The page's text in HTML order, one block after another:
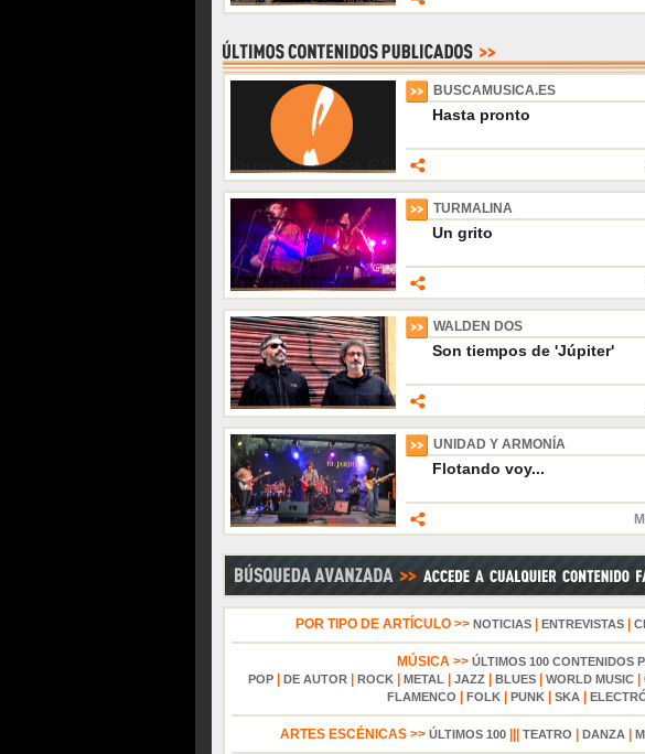
BUSCAMUSICA.ES
Hasta pronto
TURMALINA
Un grito
WALDEN DOS
Son tiempos de 'Júpiter'
UNIDAD Y ARMONÍA
Flotando voy...
POR TIPO DE ARTÍCULO >> NOTICIAS| ENTREVISTAS|
MÚSICA >> ÚLTIMOS 100 CONTENIDOS
POP| DE AUTOR| ROCK| METAL| JAZZ| BLUES| WORLD MUSIC|
FLAMENCO FOLK| PUNK| SKA|
ARTES ESCÉNICAS >> ÚLTIMOS 100||| TEATRO DANZA|